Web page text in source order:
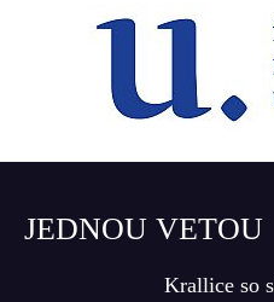
JEDNOU VETOU
Krallice so